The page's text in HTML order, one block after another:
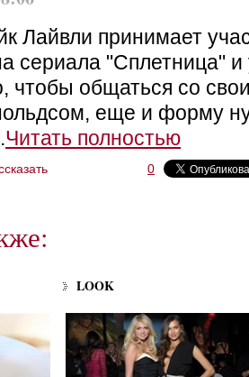
Лайвли принимает
сериала "Сплетница"
чтобы общаться со
еще и форму
Читать полностью
0
LOOK